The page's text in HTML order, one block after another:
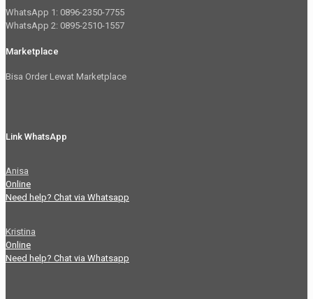
WhatsApp 1: 0896-2350-7755
WhatsApp 2: 0895-2510-1557
Marketplace
Bisa Order Lewat Marketplace
Link WhatsApp
Anisa
Online
Need help? Chat via Whatsapp
Kristina
Online
Need help? Chat via Whatsapp